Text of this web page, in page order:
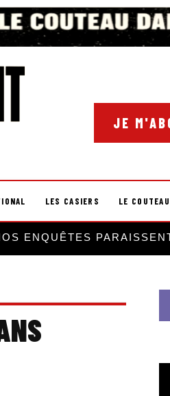
JE
LES CASIERS LE COUTEAU
ENQUÊTES